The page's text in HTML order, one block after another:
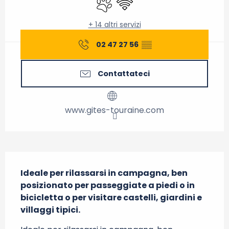
+ 14 altri servizi
02 47 27 56 ▒▒
Contattateci
www.gites-touraine.com
Ideale per rilassarsi in campagna, ben
posizionato per passeggiate a piedi o in
bicicletta o per visitare castelli, giardini e
villaggi tipici.